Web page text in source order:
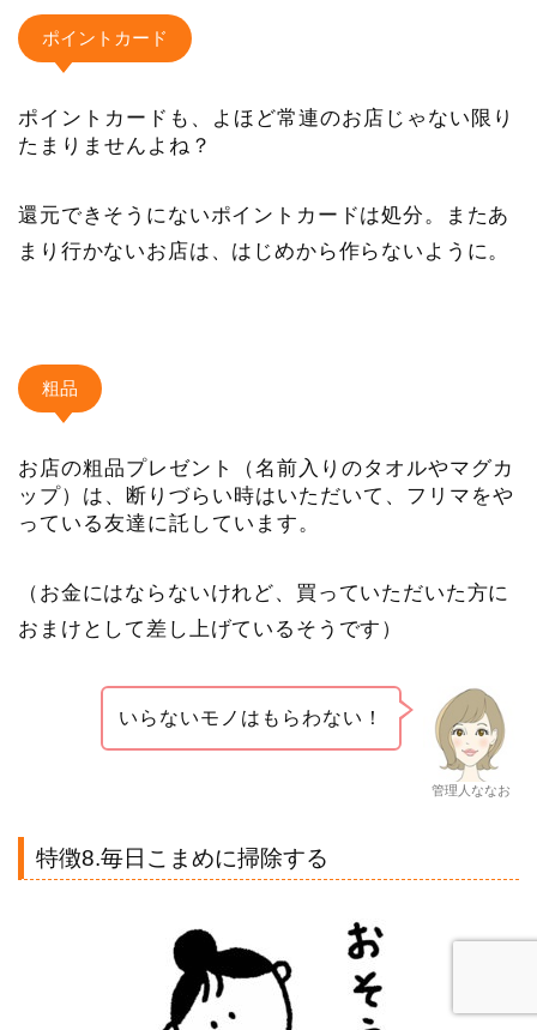
ポイントカード
ポイントカードも、よほど常連のお店じゃない限り
たまりませんよね？
還元できそうにないポイントカードは処分。またあ
まり行かないお店は、はじめから作らないように。
粗品
お店の粗品プレゼント（名前入りのタオルやマグカ
ップ）は、断りづらい時はいただいて、フリマをや
っている友達に託しています。
（お金にはならないけれど、買っていただいた方に
おまけとして差し上げているそうです）
管理人ななお
いらないモノはもらわない！
特徴8.毎日こまめに掃除する